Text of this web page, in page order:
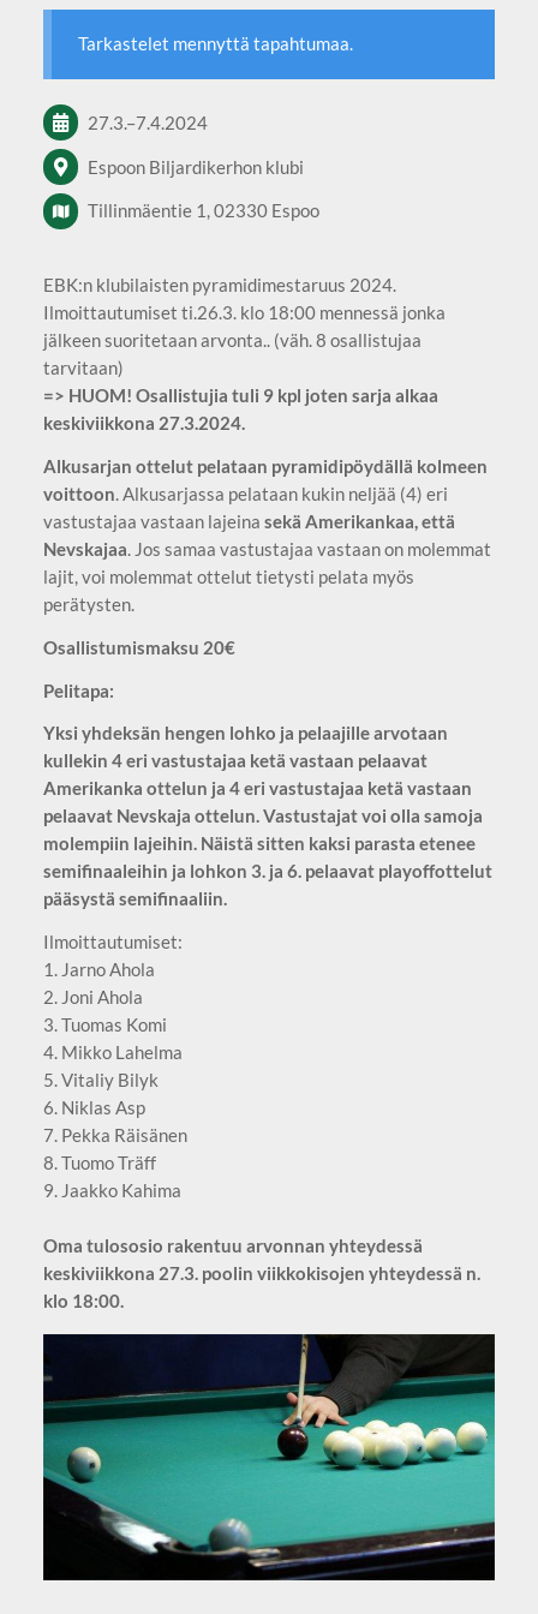
Tarkastelet mennyttä tapahtumaa.
27.3.–7.4.2024
Espoon Biljardikerhon klubi
Tillinmäentie 1, 02330 Espoo
EBK:n klubilaisten pyramidimestaruus 2024.
Ilmoittautumiset ti.26.3. klo 18:00 mennessä jonka
jälkeen suoritetaan arvonta.. (väh. 8 osallistujaa
tarvitaan)
=> HUOM! Osallistujia tuli 9 kpl joten sarja alkaa
keskiviikkona 27.3.2024.
Alkusarjan ottelut pelataan pyramidipöydällä kolmeen
voittoon. Alkusarjassa pelataan kukin neljää (4) eri
vastustajaa vastaan lajeina sekä Amerikankaa, että
Nevskajaa. Jos samaa vastustajaa vastaan on molemmat
lajit, voi molemmat ottelut tietysti pelata myös
perätysten.
Osallistumismaksu 20€
Pelitapa:
Yksi yhdeksän hengen lohko ja pelaajille arvotaan
kullekin 4 eri vastustajaa ketä vastaan pelaavat
Amerikanka ottelun ja 4 eri vastustajaa ketä vastaan
pelaavat Nevskaja ottelun. Vastustajat voi olla samoja
molempiin lajeihin. Näistä sitten kaksi parasta etenee
semifinaaleihin ja lohkon 3. ja 6. pelaavat playoffottelut
pääsystä semifinaaliin.
Ilmoittautumiset:
1. Jarno Ahola
2. Joni Ahola
3. Tuomas Komi
4. Mikko Lahelma
5. Vitaliy Bilyk
6. Niklas Asp
7. Pekka Räisänen
8. Tuomo Träff
9. Jaakko Kahima
Oma tulososio rakentuu arvonnan yhteydessä
keskiviikkona 27.3. poolin viikkokisojen yhteydessä n.
klo 18:00.